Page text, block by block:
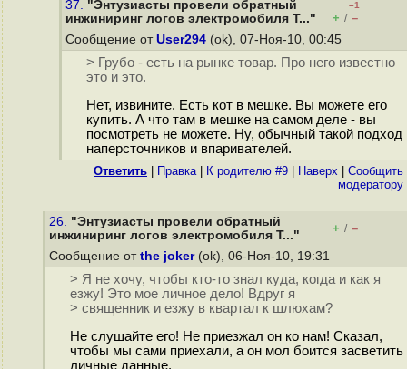
37. "Энтузиасты провели обратный
инжиниринг логов электромобиля T..."
–1
+ / –
Сообщение от User294 (ok), 07-Ноя-10, 00:45
> Грубо - есть на рынке товар. Про него известно
это и это.
Нет, извините. Есть кот в мешке. Вы можете его
купить. А что там в мешке на самом деле - вы
посмотреть не можете. Ну, обычный такой подход
наперсточников и впаривателей.
Ответить Правка| К родителю #9 Наверх
Cообщить
модератору
26. "Энтузиасты провели обратный
инжиниринг логов электромобиля T..."
+ / –
Сообщение от the joker(ok), 06-Ноя-10, 19:31
> Я не хочу, чтобы кто-то знал куда, когда и как я
езжу! Это мое личное дело! Вдруг я
> священник и езжу в квартал к шлюхам?
Не слушайте его! Не приезжал он ко нам! Сказал,
чтобы мы сами приехали, а он мол боится засветить
личные данные.